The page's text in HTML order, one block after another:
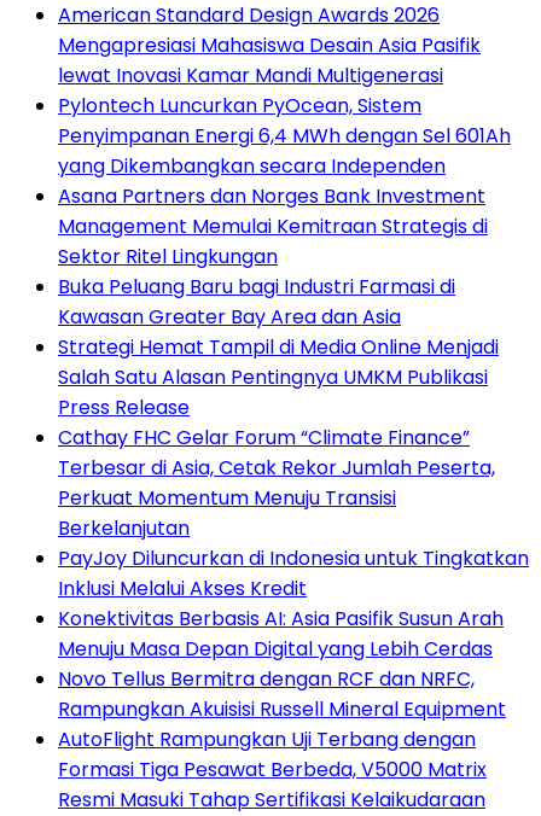
American Standard Design Awards 2026
Mengapresiasi Mahasiswa Desain Asia Pasifik
lewat Inovasi Kamar Mandi Multigenerasi
Pylontech Luncurkan PyOcean, Sistem
Penyimpanan Energi 6,4 MWh dengan Sel 601Ah
yang Dikembangkan secara Independen
Asana Partners dan Norges Bank Investment
Management Memulai Kemitraan Strategis di
Sektor Ritel Lingkungan
Buka Peluang Baru bagi Industri Farmasi di
Kawasan Greater Bay Area dan Asia
Strategi Hemat Tampil di Media Online Menjadi
Salah Satu Alasan Pentingnya UMKM Publikasi
Press Release
Cathay FHC Gelar Forum “Climate Finance”
Terbesar di Asia, Cetak Rekor Jumlah Peserta,
Perkuat Momentum Menuju Transisi
Berkelanjutan
PayJoy Diluncurkan di Indonesia untuk Tingkatkan
Inklusi Melalui Akses Kredit
Konektivitas Berbasis AI: Asia Pasifik Susun Arah
Menuju Masa Depan Digital yang Lebih Cerdas
Novo Tellus Bermitra dengan RCF dan NRFC,
Rampungkan Akuisisi Russell Mineral Equipment
AutoFlight Rampungkan Uji Terbang dengan
Formasi Tiga Pesawat Berbeda, V5000 Matrix
Resmi Masuki Tahap Sertifikasi Kelaikudaraan